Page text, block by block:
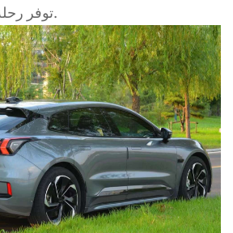
001 توفر رحلة سلسة وجذابة.